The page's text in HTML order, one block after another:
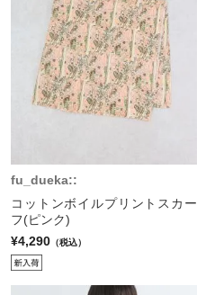
fu_dueka::
コットンボイルプリントスカー
フ(ピンク)
¥4,290 （税込）